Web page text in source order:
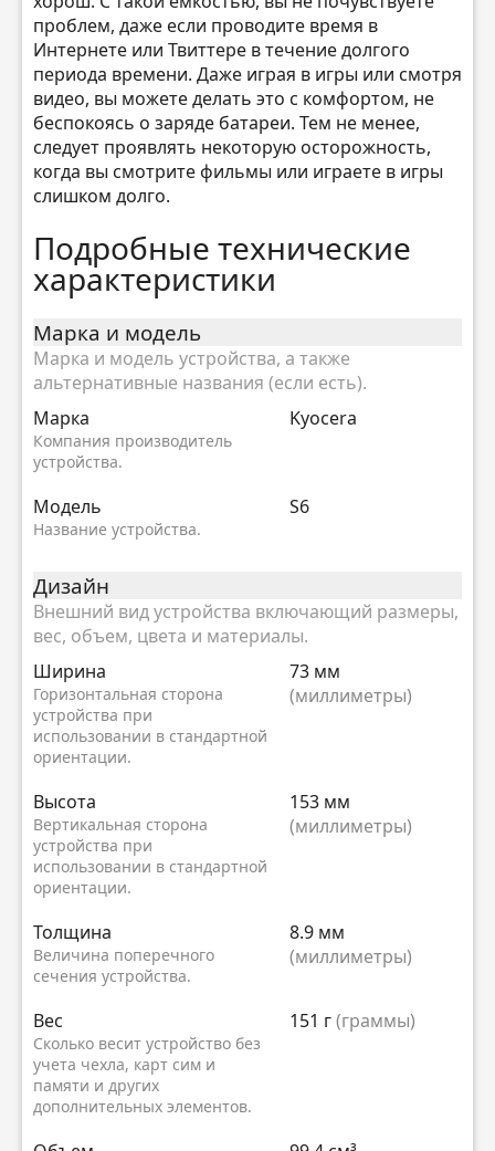
проблем, даже если проводите время в
Интернете или Твиттере в течение долгого
периода времени. Даже играя в игры или смотря
видео, вы можете делать это с комфортом, не
беспокоясь о заряде батареи. Тем не менее,
следует проявлять некоторую осторожность,
когда вы смотрите фильмы или играете в игры
слишком долго.
Подробные технические
характеристики
Марка и модель
Марка и модель устройства, а также
альтернативные названия (если есть).
Марка
Компания производитель
устройства.
Kyocera
Модель
Название устройства.
S6
Дизайн
Внешний вид устройства включающий размеры,
вес, объем, цвета и материалы.
Ширина
Горизонтальная сторона
устройства при
использовании в стандартной
ориентации.
73 мм
(миллиметры)
Высота
Вертикальная сторона
устройства при
использовании в стандартной
ориентации.
153 мм
(миллиметры)
Толщина
Величина поперечного
сечения устройства.
8.9 мм
(миллиметры)
Вес
Сколько весит устройство без
учета чехла, карт сим и
памяти и других
дополнительных элементов.
151 г(граммы)